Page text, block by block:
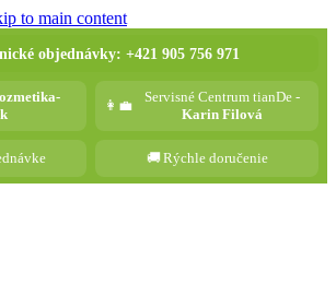
to main content
objednávky: +421 905 756 971
👩‍💼
Servisné Centrum tianDe -
Karin Filová
🚚Rýchle doručenie